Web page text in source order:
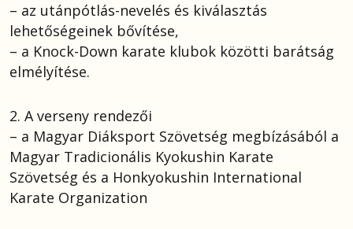
– az utánpótlás-nevelés és kiválasztás
lehetőségeinek bővítése,
– a Knock-Down karate klubok közötti barátság
elmélyítése.
2. A verseny rendezői
– a Magyar Diáksport Szövetség megbízásából a
Magyar Tradicionális Kyokushin Karate
Szövetség és a Honkyokushin International
Karate Organization